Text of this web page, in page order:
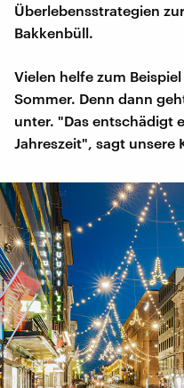
Überlebensstrategien
Bakkenbüll.
Vielen helfe zum
Sommer. Denn dann
unter. "Das entschädigt
Jahreszeit", sagt unsere